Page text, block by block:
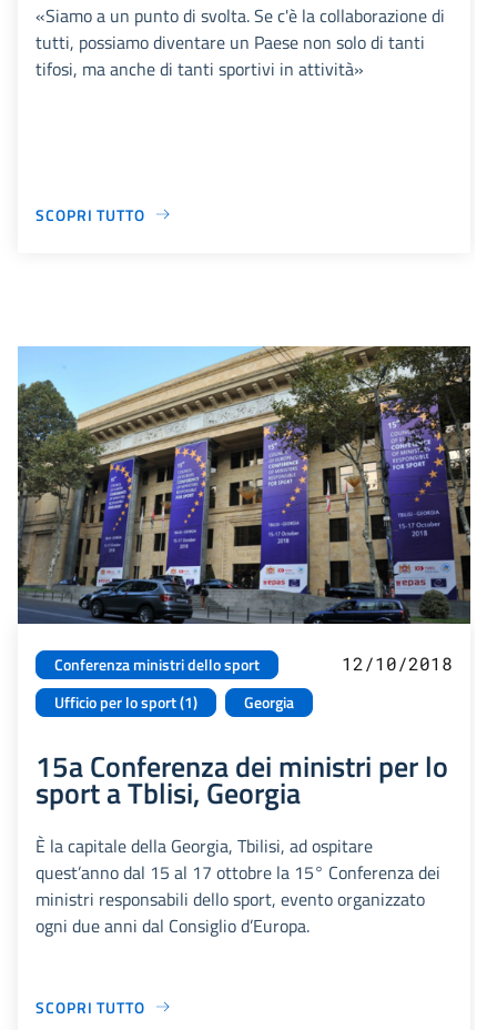
«Siamo a un punto di svolta. Se c'è la collaborazione di
tutti, possiamo diventare un Paese non solo di tanti
tifosi, ma anche di tanti sportivi in attività»
SCOPRI TUTTO
Conferenza ministri dello sport
Ufficio per lo sport (1)
Georgia
12/10/2018
15a Conferenza dei ministri per lo
sport a Tblisi, Georgia
È la capitale della Georgia, Tbilisi, ad ospitare
quest’anno dal 15 al 17 ottobre la 15° Conferenza dei
ministri responsabili dello sport, evento organizzato
ogni due anni dal Consiglio d’Europa.
SCOPRI TUTTO